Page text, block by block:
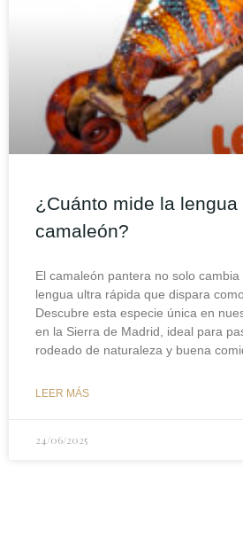
¿Cuánto mide la lengua
camaleón?
El camaleón pantera no solo
lengua ultra rápida que dispara
Descubre esta especie única en
en la Sierra de Madrid, ideal para
rodeado de naturaleza y buena
LEER MÁS
24/06/2025